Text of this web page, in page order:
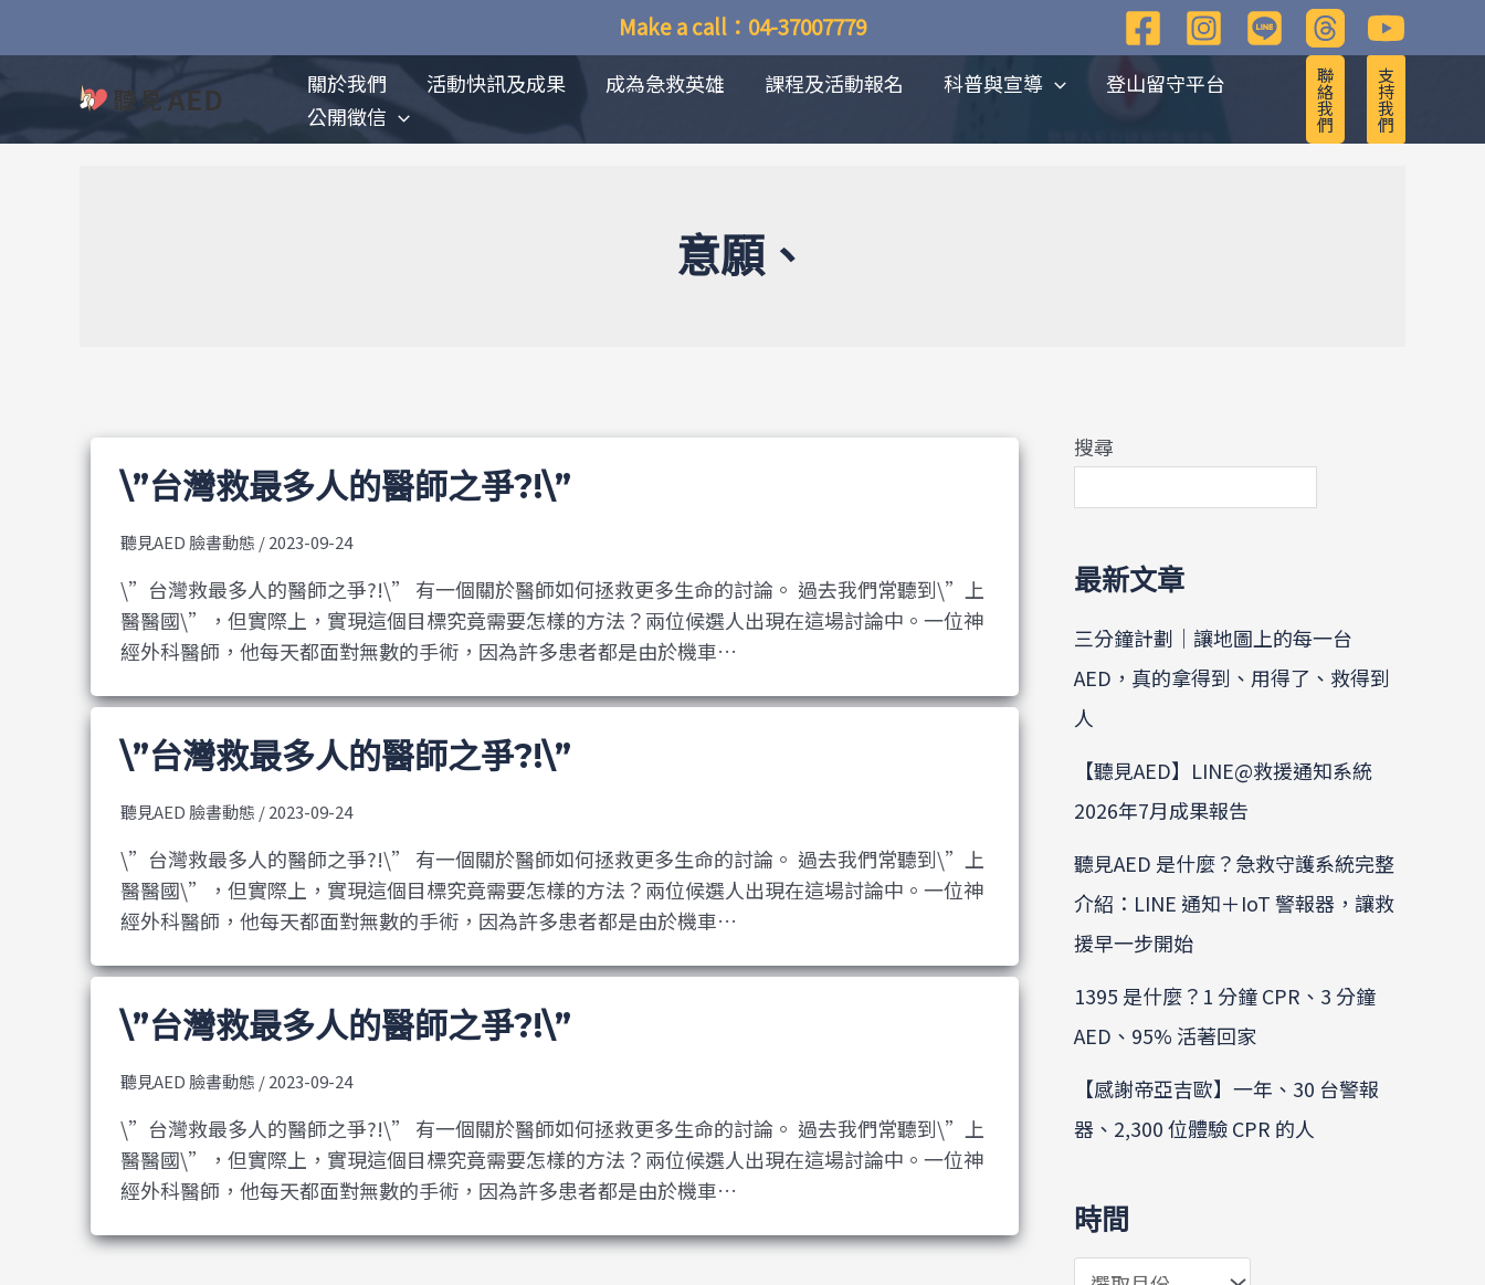
內
Make a call：04-37007779
關於我們 活動快訊及成果 成為急救英雄 課程及活動報名 科普與宣導
登山留守平台
公開徵信
聯
絡
我
們
支
持
我
們
意願、
\”台灣救最多人的醫師之爭?!\”
聽見AED 臉書動態 /2023-09-24
\”台灣救最多人的醫師之爭?!\” 有一個關於醫師如何拯救更多生命的討論。 過去我們常聽到\”上
醫醫國\”，但實際上，實現這個目標究竟需要怎樣的方法？兩位候選人出現在這場討論中。一位神
經外科醫師，他每天都面對無數的手術，因為許多患者都是由於機車…
\”台灣救最多人的醫師之爭?!\”
聽見AED 臉書動態 /2023-09-24
\”台灣救最多人的醫師之爭?!\” 有一個關於醫師如何拯救更多生命的討論。 過去我們常聽到\”上
醫醫國\”，但實際上，實現這個目標究竟需要怎樣的方法？兩位候選人出現在這場討論中。一位神
經外科醫師，他每天都面對無數的手術，因為許多患者都是由於機車…
\”台灣救最多人的醫師之爭?!\”
聽見AED 臉書動態 /2023-09-24
\”台灣救最多人的醫師之爭?!\” 有一個關於醫師如何拯救更多生命的討論。 過去我們常聽到\”上
醫醫國\”，但實際上，實現這個目標究竟需要怎樣的方法？兩位候選人出現在這場討論中。一位神
經外科醫師，他每天都面對無數的手術，因為許多患者都是由於機車…
搜尋
最新文章
三分鐘計劃｜讓地圖上的每一台
AED，真的拿得到、用得了、救得到
人
【聽見AED】LINE@救援通知系統
2026年7月成果報告
聽見AED 是什麼？急救守護系統完整
介紹：LINE 通知＋IoT 警報器，讓救
援早一步開始
1395 是什麼？1 分鐘 CPR、3 分鐘
AED、95% 活著回家
【感謝帝亞吉歐】一年、30 台警報
器、2,300 位體驗 CPR 的人
時間
整